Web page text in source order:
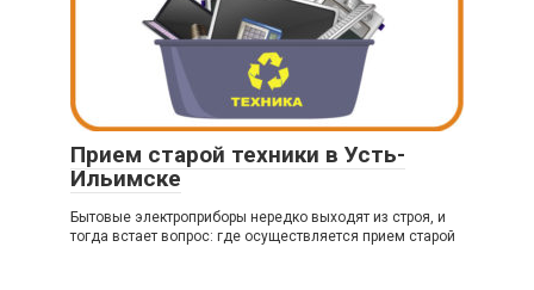
Прием старой техники в Усть-
Ильимске
Бытовые электроприборы нередко выходят из строя, и
тогда встает вопрос: где осуществляется прием старой